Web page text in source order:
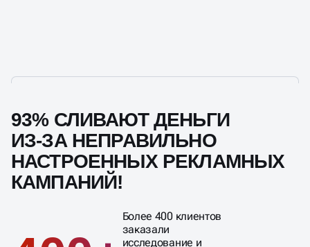
93% СЛИВАЮТ ДЕНЬГИ
ИЗ-ЗА НЕПРАВИЛЬНО
НАСТРОЕННЫХ РЕКЛАМНЫХ
КАМПАНИЙ!
Более 400 клиентов
заказали
исследование и